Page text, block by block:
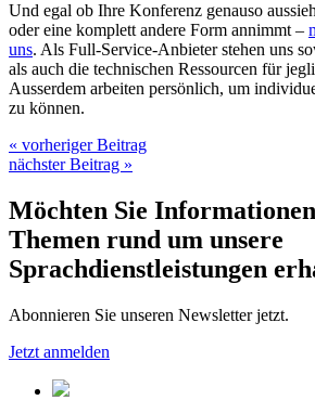
Und egal ob Ihre Konferenz genauso
oder eine komplett andere Form annimmt –
uns. Als Full-Service-Anbieter stehen uns
als auch die technischen Ressourcen für
Ausserdem arbeiten persönlich, um
zu können.
« vorheriger Beitrag
nächster Beitrag »
Möchten Sie
Themen rund um unsere
Sprachdienstleistungen
Abonnieren Sie unseren Newsletter jetzt.
Jetzt anmelden